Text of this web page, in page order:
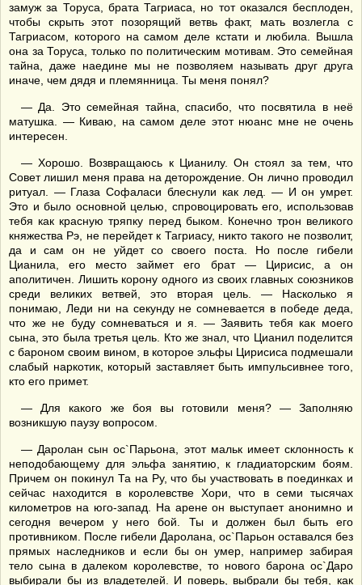
замуж за Торуса, брата Тагриаса, но тот оказался бесплоден,
чтобы скрыть этот позорящий ветвь факт, мать возлегла с
Тагриасом, которого на самом деле кстати и любила. Вышла
она за Торуса, только по политическим мотивам. Это семейная
тайна, даже наедине мы не позволяем называть друг друга
иначе, чем дядя и племянница. Ты меня понял?
— Да. Это семейная тайна, спасибо, что посвятила в неё
матушка. — Киваю, на самом деле этот нюанс мне не очень
интересен.
— Хорошо. Возвращаюсь к Цианилу. Он стоял за тем, что
Совет лишил меня права на деторождение. Он лично проводил
ритуал. — Глаза Софаласи блеснули как лед. — И он умрет.
Это и было основной целью, спровоцировать его, использовав
тебя как красную тряпку перед быком. Конечно трон великого
княжества Рэ, не перейдет к Тагриасу, никто такого не позволит,
да и сам он не уйдет со своего поста. Но после гибели
Цианила, его место займет его брат — Цирисис, а он
аполитичен. Лишить корону одного из своих главных союзников
среди великих ветвей, это вторая цель. — Насколько я
понимаю, Леди ни на секунду не сомневается в победе деда,
что же не буду сомневаться и я. — Заявить тебя как моего
сына, это была третья цель. Кто же знал, что Цианил поделится
с бароном своим вином, в которое эльфы Цирисиса подмешали
слабый наркотик, который заставляет быть импульсивнее того,
кто его примет.
— Для какого же боя вы готовили меня? — Заполняю
возникшую паузу вопросом.
— Даролан сын ос`Парьона, этот мальк имеет склонность к
неподобающему для эльфа занятию, к гладиаторским боям.
Причем он покинул Та на Ру, что бы участвовать в поединках и
сейчас находится в королевстве Хори, что в семи тысячах
километров на юго-запад. На арене он выступает анонимно и
сегодня вечером у него бой. Ты и должен был быть его
противником. После гибели Даролана, ос`Парьон оставался без
прямых наследников и если бы он умер, например забирая
тело сына в далеком королевстве, то нового барона ос`Даро
выбирали бы из владетелей. И поверь, выбрали бы тебя, как